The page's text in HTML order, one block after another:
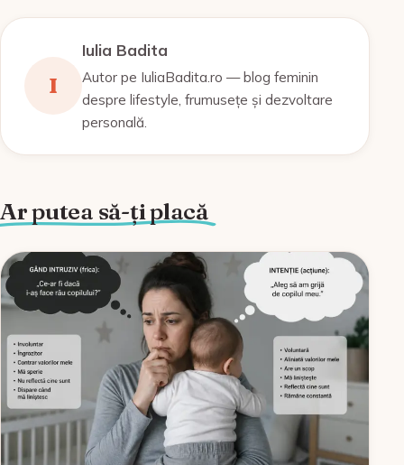
I
Iulia Badita
Autor pe IuliaBadita.ro — blog feminin
despre lifestyle, frumusețe și dezvoltare
personală.
Ar putea să-ți placă